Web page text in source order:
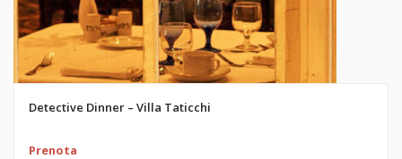
Detective Dinner – Villa Taticchi
Prenota